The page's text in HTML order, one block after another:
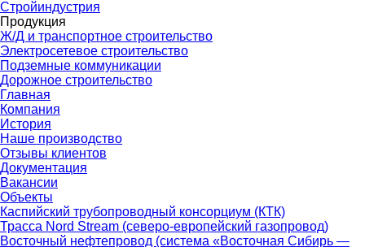
Стройиндустрия
Продукция
Ж/Д и транспортное строительство
Электросетевое строительство
Подземные коммуникации
Дорожное строительство
Главная
Компания
История
Наше производство
Отзывы клиентов
Документация
Вакансии
Объекты
Каспийский трубопроводный консорциум (КТК)
Трасса Nord Stream (северо-европейский газопровод)
Восточный нефтепровод (система «Восточная Сибирь —